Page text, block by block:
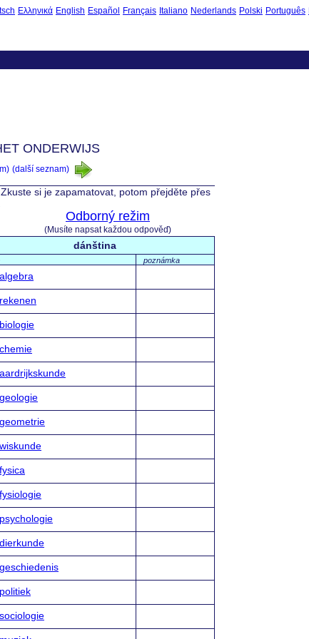
Ελληνικά English Español Français Italiano Nederlands Polski Português
ONDERWIJS
(další seznam)
si je zapamatovat, potom přejděte přes
Odborný režim
(Musíte napsat každou odpověď)
dánština
poznámka
algebra
rekenen
biologie
chemie
aardrijkskunde
geologie
geometrie
wiskunde
fysica
fysiologie
psychologie
dierkunde
geschiedenis
politiek
sociologie